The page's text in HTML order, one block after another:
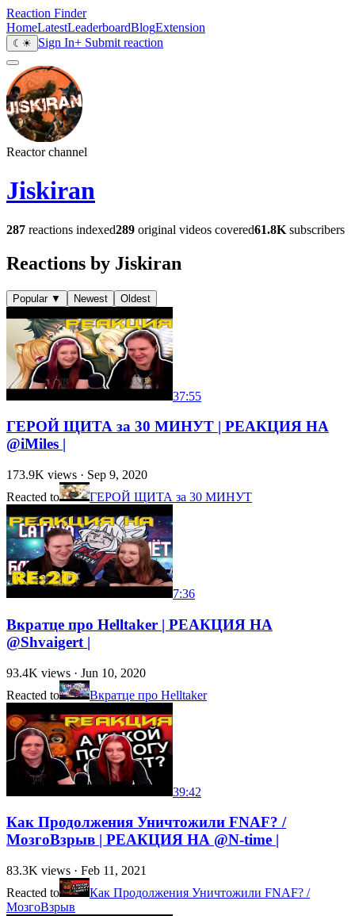
Reaction Finder
HomeLatestLeaderboardBlogExtension
☾ ☀ Sign In+ Submit reaction
Reactor channel
Jiskiran
287 reactions indexed289 original videos covered61.8K subscribers
Reactions by Jiskiran
Popular ▼ Newest Oldest
37:55
ГЕРОЙ ЩИТА за 30 МИНУТ | РЕАКЦИЯ НА
@iMiles |
173.9K views · Sep 9, 2020
Reacted to
ГЕРОЙ ЩИТА за 30 МИНУТ
7:36
Вкратце про Helltaker | РЕАКЦИЯ НА
@Shvaigert |
93.4K views · Jun 10, 2020
Reacted to
Вкратце про Helltaker
39:42
Как Продолжения Уничтожили FNAF? /
МозгоВзрыв | РЕАКЦИЯ НА @N-time |
83.3K views · Feb 11, 2021
Reacted to
Как Продолжения Уничтожили FNAF? /
МозгоВзрыв